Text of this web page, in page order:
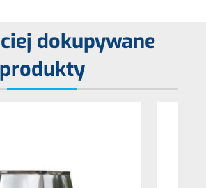
dokupywane
produkty